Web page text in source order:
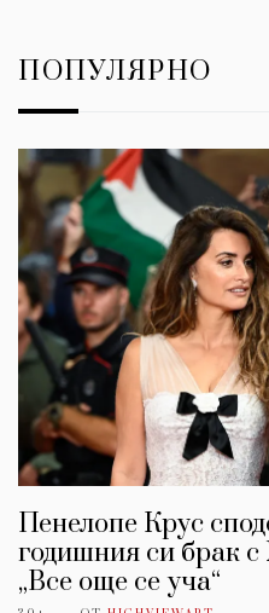
ПОПУЛЯРНО
Пенелопе Крус
годишния си брак
„Все още се уча“